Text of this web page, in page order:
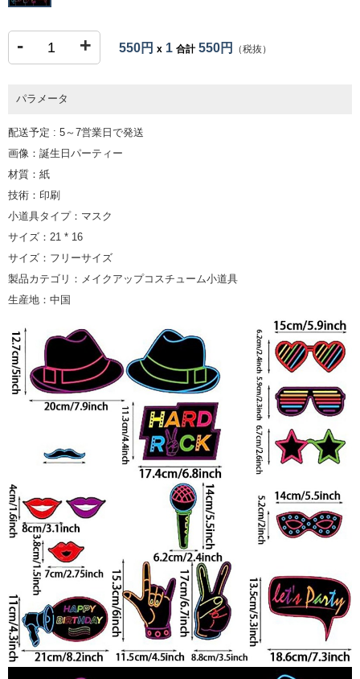
- + 550円 x 1 合計550円 （税抜）
パラメータ
配送予定 : 5～7営業日で発送
画像：誕生日パーティー
材質：紙
技術：印刷
小道具タイプ：マスク
サイズ：21 * 16
サイズ：フリーサイズ
製品カテゴリ：メイクアップコスチューム小道具
生産地：中国